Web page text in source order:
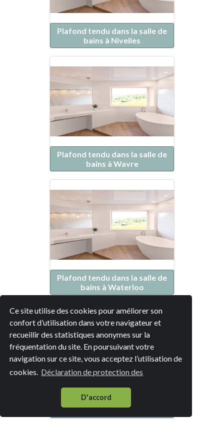
Ce site utilise des cookies pour améliorer son
confort d’utilisation dans votre navigateur et
recueillir des statistiques anonymes sur la
fréquentation du site. En poursuivant votre
navigation sur ce site, vous acceptez l’utilisation de
cookies. Déclaration de protection des
D'accord
Plafond tendu dans la salle de
bains à Nivelles
Plafond tendu dans la salle de
bains à Wavre
Plafond tendu dans la salle de
bains à Waterloo
Plafond tendu dans la salle de
bains à Braine-l'Alleud